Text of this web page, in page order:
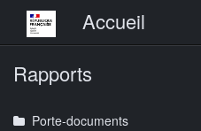
Menu principalAccueil
Rapports
Porte-documents